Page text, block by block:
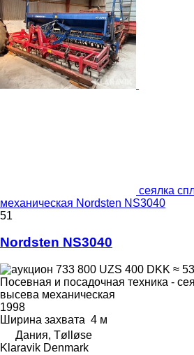
сеялка
механическая Nordsten NS3040
51
Nordsten NS3040
733 800 UZS 400 DKK ≈
Посевная и посадочная техника -
высева механическая
1998
Ширина захвата 4 м
Дания, Tølløse
Klaravik Denmark